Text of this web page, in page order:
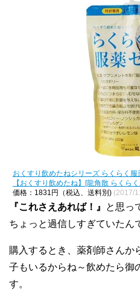
おくすり飲めたねシリーズ らくらく
【おくすり飲めたね】[龍角散 らくら
価格：1831円（税込、送料別) (2017/
『これさえあれば！』
と思っ
ちょっと過信しすぎていたん
購入するとき、薬剤師さんか
子もいるからね～飲めたら御
す。